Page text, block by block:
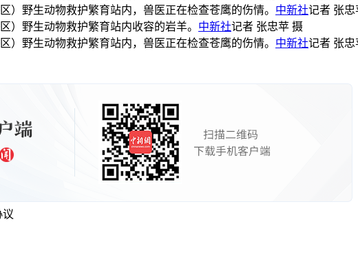
）野生动物救护繁育站内，兽医正在检查苍鹰的伤情。 中新社记者 张
）野生动物救护繁育站内收容的岩羊。 中新社记者 张忠苹 摄
）野生动物救护繁育站内，兽医正在检查苍鹰的伤情。 中新社记者 张
议